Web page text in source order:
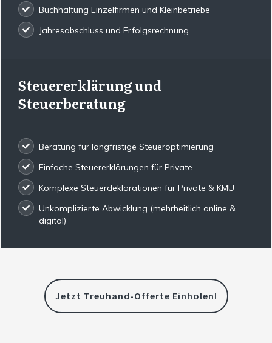
Buchhaltung Einzelfirmen und Kleinbetriebe
Jahresabschluss und Erfolgsrechnung
Steuererklärung und
Steuerberatung
Beratung für langfristige Steueroptimierung
Einfache Steuererklärungen für Private
Komplexe Steuerdeklarationen für Private & KMU
Unkomplizierte Abwicklung (mehrheitlich online &
digital)
Jetzt Treuhand-Offerte Einholen!